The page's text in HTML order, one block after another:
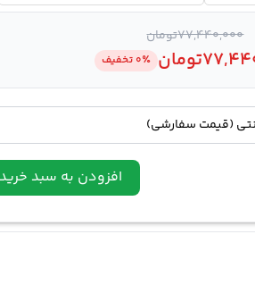
77,440,000تومان
تومان 0٪ تخفیف
افزودن به سبد خرید